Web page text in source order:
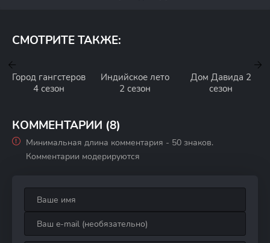
СМОТРИТЕ ТАКЖЕ:
Город гангстеров
4 сезон
Индийское лето
2 сезон
Дом Давида 2
сезон
КОММЕНТАРИИ (8)
Минимальная длина комментария - 50 знаков.
Комментарии модерируются